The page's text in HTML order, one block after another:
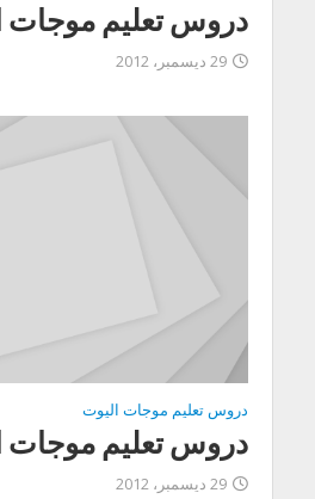
دروس تعليم موجات
29 ديسمبر، 2012
دروس تعليم موجات اليوت
دروس تعليم موجات
29 ديسمبر، 2012